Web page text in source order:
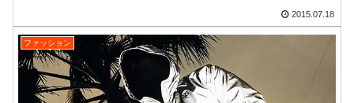
2015.07.18
ファッション